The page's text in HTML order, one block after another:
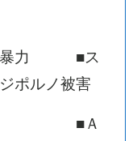
び暴力 ■ス
ルノ被害
行為 ■Ａ